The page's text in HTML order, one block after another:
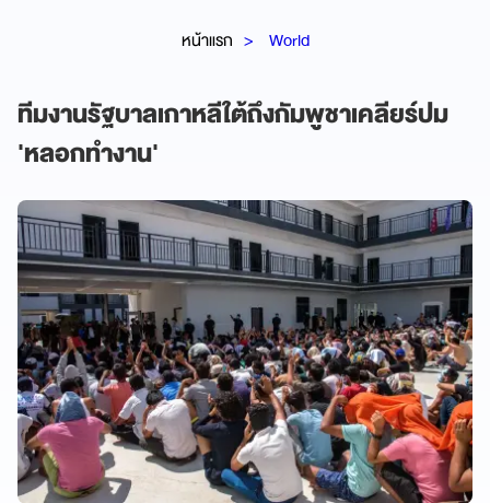
หน้าแรก World
ทีมงานรัฐบาลเกาหลีใต้ถึงกัมพูชาเคลียร์ปม
'หลอกทำงาน'